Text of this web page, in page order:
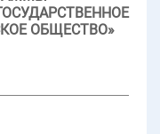
ОБЩЕСТВО»